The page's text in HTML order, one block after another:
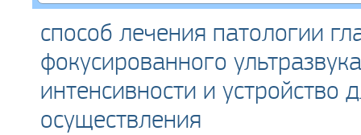
способ лечения патологии
фокусированного
интенсивности и устройство
осуществления